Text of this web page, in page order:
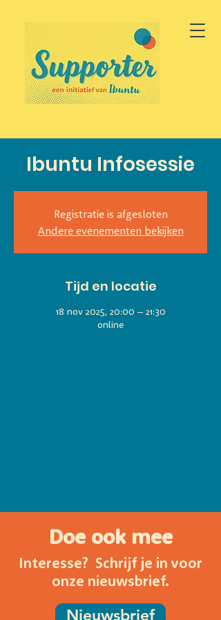
Ibuntu Infosessie
Registratie is afgesloten
Andere evenementen bekijken
Tijd en locatie
18 nov 2025, 20:00 – 21:30
online
Doe ook mee
Interesse? Schrijf je in voor
onze nieuwsbrief.
Nieuwsbrief